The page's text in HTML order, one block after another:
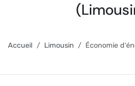
Accueil Limousin Économie